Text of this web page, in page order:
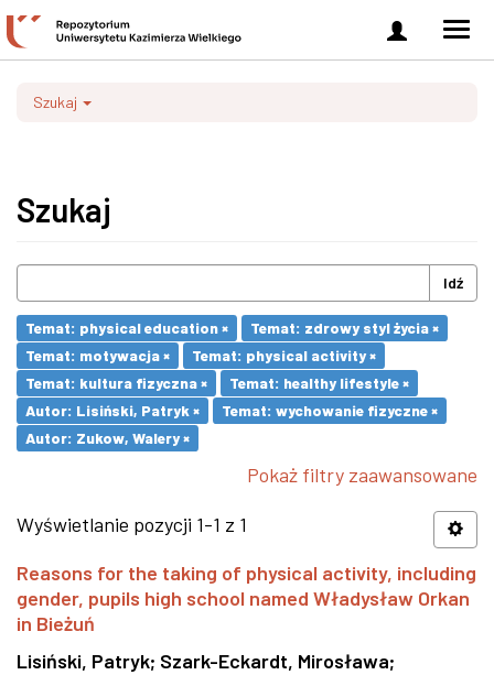
Zaloguj
się
Szukaj
Szukaj
Idź
Temat: physical education ×
Temat: zdrowy styl życia ×
Temat: motywacja ×
Temat: physical activity ×
Temat: kultura fizyczna ×
Temat: healthy lifestyle ×
Autor: Lisiński, Patryk ×
Temat: wychowanie fizyczne ×
Autor: Zukow, Walery ×
Pokaż filtry zaawansowane
Wyświetlanie pozycji 1-1 z 1
Reasons for the taking of physical activity, including
gender, pupils high school named Władysław Orkan
in Bieżuń
Lisiński, Patryk; Szark-Eckardt, Mirosława;